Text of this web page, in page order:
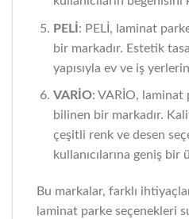
PELİ : PELİ, laminat
bir markadır. Estetik
yapısıyla ev ve iş
VARİO: VARİO, laminat
bilinen bir markadır.
çeşitli renk ve desen
kullanıcılarına geniş bir
Bu markalar, farklı
laminat parke seçenekleri